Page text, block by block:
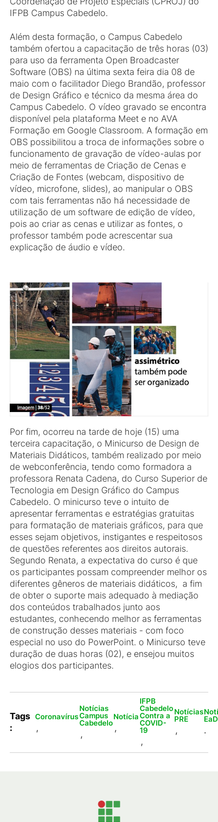
IFPB Campus Cabedelo.
Além desta formação, o Campus Cabedelo
também ofertou a capacitação de três horas (03)
para uso da ferramenta Open Broadcaster
Software (OBS) na última sexta feira dia 08 de
maio com o facilitador Diego Brandão, professor
de Design Gráfico e técnico da mesma área do
Campus Cabedelo. O vídeo gravado se encontra
disponível pela plataforma Meet e no AVA
Formação em Google Classroom. A formação em
OBS possibilitou a troca de informações sobre o
funcionamento de gravação de vídeo-aulas por
meio de ferramentas de Criação de Cenas e
Criação de Fontes (webcam, dispositivo de
vídeo, microfone, slides), ao manipular o OBS
com tais ferramentas não há necessidade de
utilização de um software de edição de vídeo,
pois ao criar as cenas e utilizar as fontes, o
professor também pode acrescentar sua
explicação de áudio e vídeo.
Por fim, ocorreu na tarde de hoje (15) uma
terceira capacitação, o Minicurso de Design de
Materiais Didáticos, também realizado por meio
de webconferência, tendo como formadora a
professora Renata Cadena, do Curso Superior de
Tecnologia em Design Gráfico do Campus
Cabedelo. O minicurso teve o intuito de
apresentar ferramentas e estratégias gratuitas
para formatação de materiais gráficos, para que
esses sejam objetivos, instigantes e respeitosos
de questões referentes aos direitos autorais.
Segundo Renata, a expectativa do curso é que
os participantes possam compreender melhor os
diferentes gêneros de materiais didáticos, a fim
de obter o suporte mais adequado à mediação
dos conteúdos trabalhados junto aos
estudantes, conhecendo melhor as ferramentas
de construção desses materiais - com foco
especial no uso do PowerPoint. o Minicurso teve
duração de duas horas (02), e ensejou muitos
elogios dos participantes.
Tags
:
Coronavírus
,
Notícias
Campus
Cabedelo
,
Notícia
,
IFPB
Cabedelo
Contra a
COVID-
19
,
Notícias
PRE
,
EaD
.